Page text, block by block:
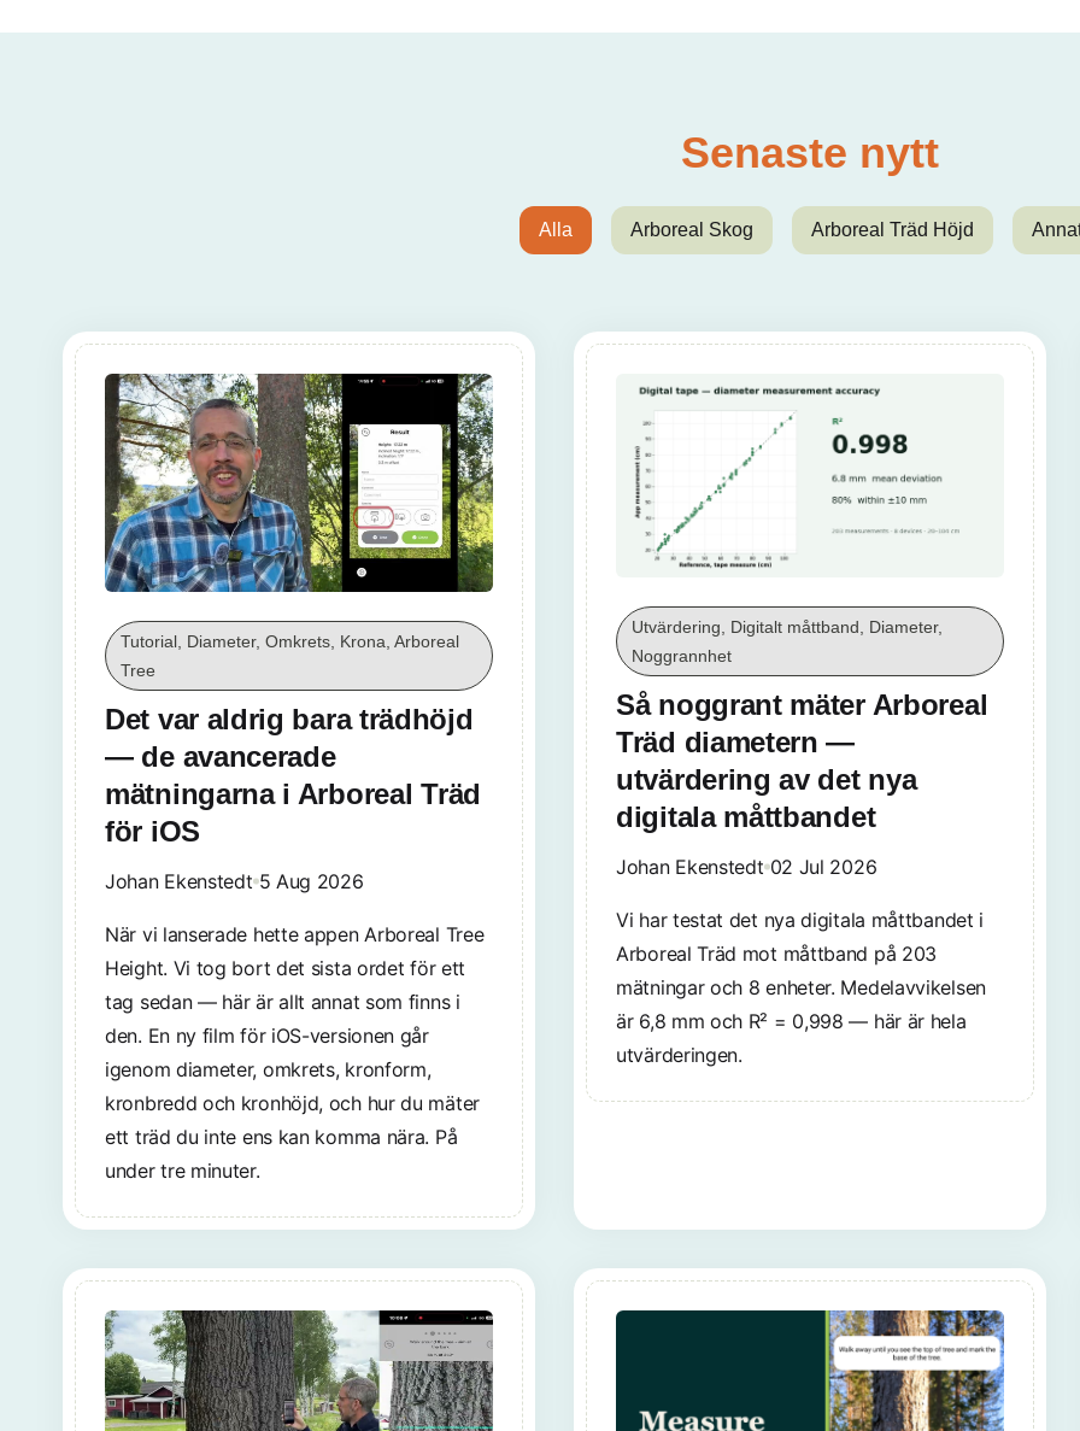
Senaste nytt
Alla Arboreal Skog Arboreal Träd Höjd
Tutorial, Diameter, Omkrets, Krona, Arboreal
Tree
Det var aldrig bara trädhöjd
— de avancerade
mätningarna i Arboreal Träd
för iOS
Johan Ekenstedt 5 Aug 2026
När vi lanserade hette appen Arboreal Tree
Height. Vi tog bort det sista ordet för ett
tag sedan — här är allt annat som finns i
den. En ny film för iOS-versionen går
igenom diameter, omkrets, kronform,
kronbredd och kronhöjd, och hur du mäter
ett träd du inte ens kan komma nära. På
under tre minuter.
Utvärdering, Digitalt måttband, Diameter,
Noggrannhet
Så noggrant mäter Arboreal
Träd diametern —
utvärdering av det nya
digitala måttbandet
Johan Ekenstedt 02 Jul 2026
Vi har testat det nya digitala måttbandet i
Arboreal Träd mot måttband på 203
mätningar och 8 enheter. Medelavvikelsen
är 6,8 mm och R² = 0,998 — här är hela
utvärderingen.